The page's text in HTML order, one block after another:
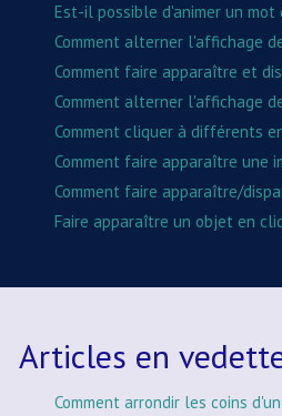
Est-il possible d'animer un
Comment alterner l'affichage
Comment faire apparaître et
Comment alterner l'affichage
Comment cliquer à différents
Comment faire apparaître une
Comment faire apparaître/
Faire apparaître un objet en
Articles en
Comment arrondir les coins